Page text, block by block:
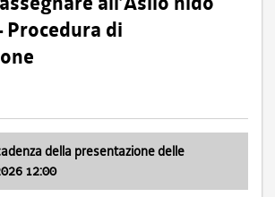
Procedura di
della presentazione delle
12:00